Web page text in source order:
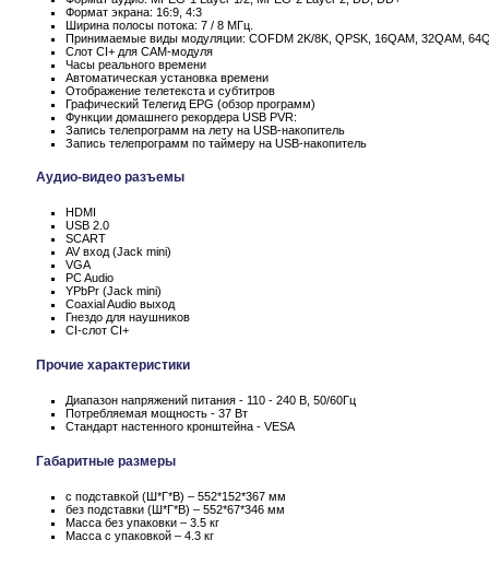
Формат экрана: 16:9, 4:3
Ширина полосы потока: 7 / 8 МГц.
Принимаемые виды модуляции: COFDM 2K/8K, QPSK, 16QAM, 32QAM,
Слот CI+ для CAM-модуля
Часы реального времени
Автоматическая установка времени
Отображение телетекста и субтитров
Графический Телегид EPG (обзор программ)
Функции домашнего рекордера USB PVR:
Запись телепрограмм на лету на USB-накопитель
Запись телепрограмм по таймеру на USB-накопитель
Аудио-видео разъемы
HDMI
USB 2.0
SCART
AV вход (Jack mini)
VGA
PC Audio
YPbPr (Jack mini)
Coaxial Audio выход
Гнездо для наушников
CI-слот CI+
Прочие характеристики
Диапазон напряжений питания - 110 - 240 В, 50/60Гц
Потребляемая мощность - 37 Вт
Стандарт настенного кронштейна - VESA
Габаритные размеры
с подставкой (Ш*Г*В) – 552*152*367 мм
без подставки (Ш*Г*В) – 552*67*346 мм
Масса без упаковки – 3.5 кг
Масса c упаковкой – 4.3 кг